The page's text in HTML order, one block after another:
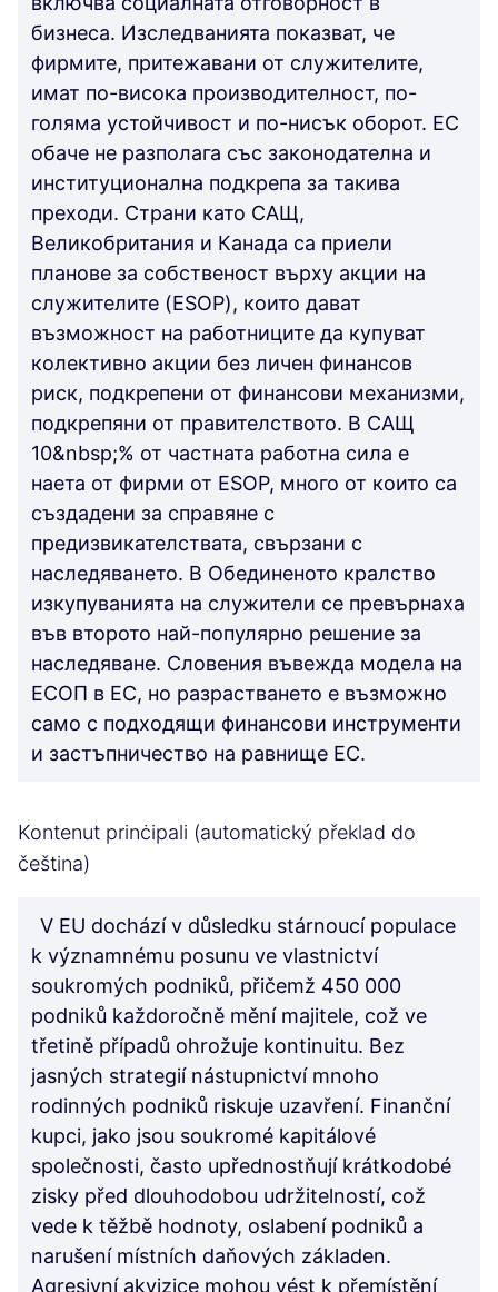
бизнеса. Изследванията показват, че
фирмите, притежавани от служителите,
имат по-висока производителност, по-
голяма устойчивост и по-нисък оборот. ЕС
обаче не разполага със законодателна и
институционална подкрепа за такива
преходи. Страни като САЩ,
Великобритания и Канада са приели
планове за собственост върху акции на
служителите (ESOP), които дават
възможност на работниците да купуват
колективно акции без личен финансов
риск, подкрепени от финансови механизми,
подкрепяни от правителството. В САЩ
10&nbsp;% от частната работна сила е
наета от фирми от ESOP, много от които са
създадени за справяне с
предизвикателствата, свързани с
наследяването. В Обединеното кралство
изкупуванията на служители се превърнаха
във второто най-популярно решение за
наследяване. Словения въвежда модела на
ЕСОП в ЕС, но разрастването е възможно
само с подходящи финансови инструменти
и застъпничество на равнище ЕС.
Kontenut prinċipali (automatický překlad do
čeština)
V EU dochází v důsledku stárnoucí populace
k významnému posunu ve vlastnictví
soukromých podniků, přičemž 450 000
podniků každoročně mění majitele, což ve
třetině případů ohrožuje kontinuitu. Bez
jasných strategií nástupnictví mnoho
rodinných podniků riskuje uzavření. Finanční
kupci, jako jsou soukromé kapitálové
společnosti, často upřednostňují krátkodobé
zisky před dlouhodobou udržitelností, což
vede k těžbě hodnoty, oslabení podniků a
narušení místních daňových základen.
Agresivní akvizice mohou vést k přemístění